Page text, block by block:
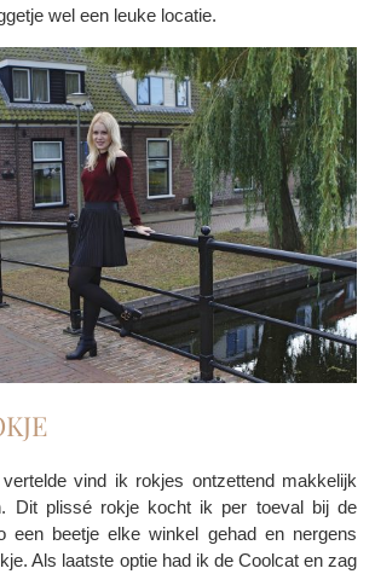
wel een leuke locatie.
vind ik rokjes ontzettend makkelijk
Dit plissé rokje kocht ik per toeval bij de
een beetje elke winkel gehad en nergens
Als laatste optie had ik de Coolcat en zag